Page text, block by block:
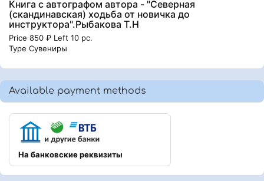
Книга с автографом автора - "Северная
(скандинавская) ходьба от новичка до
инструктора".Рыбакова Т.Н
Price 850 ₽ Left 10 pc.
Type Сувениры
Available payment methods
На банковские реквизиты